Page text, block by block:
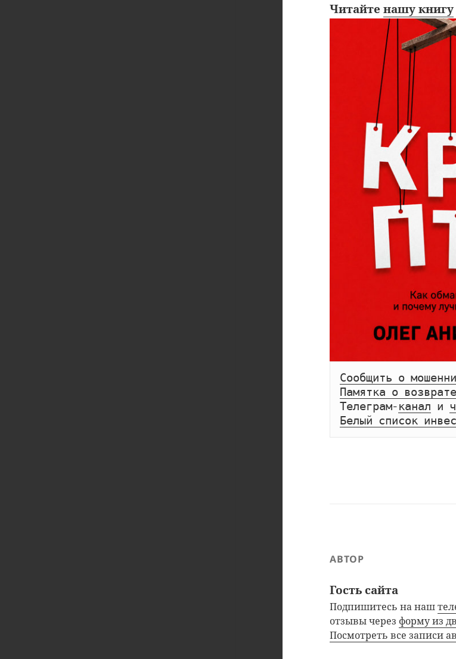
Читайтенашу книгу
Сообщить о
Памятка о
Телеграм- канал и
Белый список
АВТОР
Гость сайта
Подпишитесь на наш
отзывы через форму из
Посмотреть все записи